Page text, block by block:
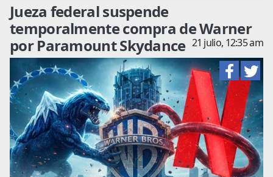
Jueza federal suspende
temporalmente compra de Warner
por Paramount Skydance 21 julio, 12:35 am